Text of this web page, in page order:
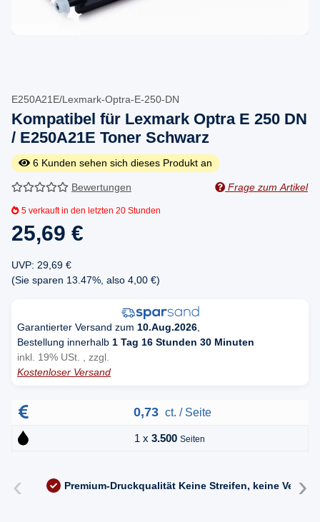
E250A21E/Lexmark-Optra-E-250-DN
Kompatibel für Lexmark Optra E 250 DN
/ E250A21E Toner Schwarz
6 Kunden sehen sich dieses Produkt an
Bewertungen Frage zum Artikel
5 verkauft in den letzten 20 Stunden
25,69 €
UVP: 29,69 €
(Sie sparen 13.47% , also 4,00 €)
Garantierter Versand zum 10.Aug.2026
Bestellung innerhalb 1 Tag 16 Stunden 30 Minuten
inkl. 19% USt. , zzgl.
Kostenloser Versand
0,73 ct. / Seite
1 x 3.500 Seiten
‹ Premium-Druckqualität Keine Streifen, keine ›